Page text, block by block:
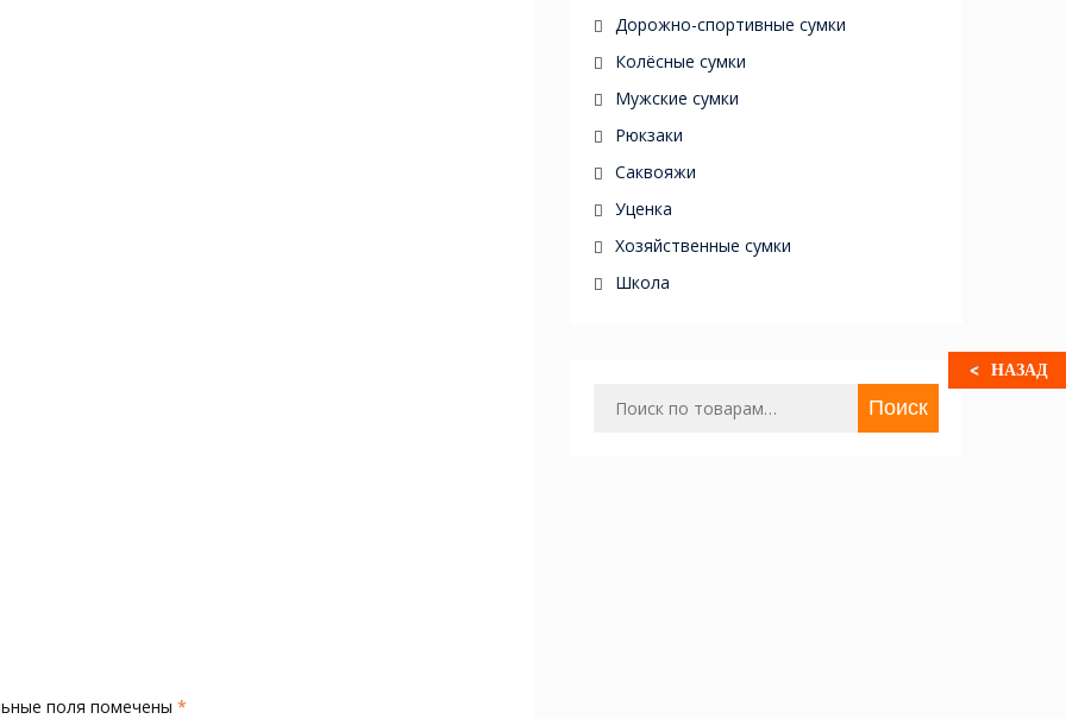
поля помечены *
Дорожно-спортивные сумки
Колёсные сумки
Мужские сумки
Рюкзаки
Саквояжи
Уценка
Хозяйственные сумки
Школа
Поиск
НАЗАД